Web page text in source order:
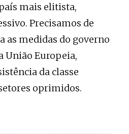
mais elitista,
Precisamos de
as medidas do governo
União Europeia,
da classe
oprimidos.